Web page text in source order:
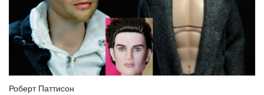
Роберт Паттисон